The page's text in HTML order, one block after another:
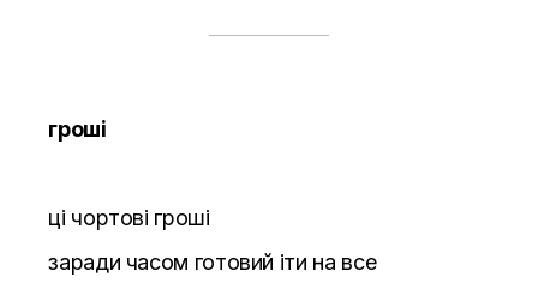
гроші
ці чортові гроші
заради часом готовий іти на все